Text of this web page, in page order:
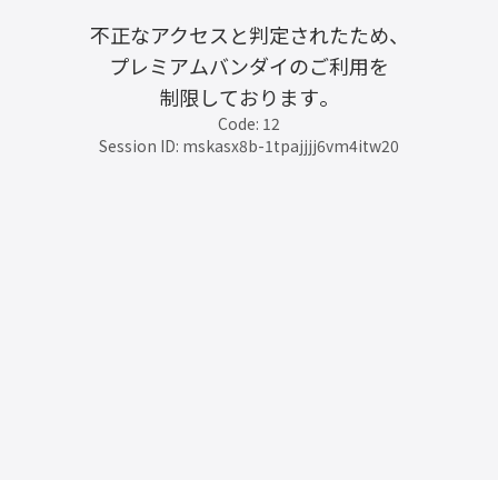
不正なアクセスと判定されたため、
プレミアムバンダイのご利用を
制限しております。
Code: 12
Session ID: mskasx8b-1tpajjjj6vm4itw20